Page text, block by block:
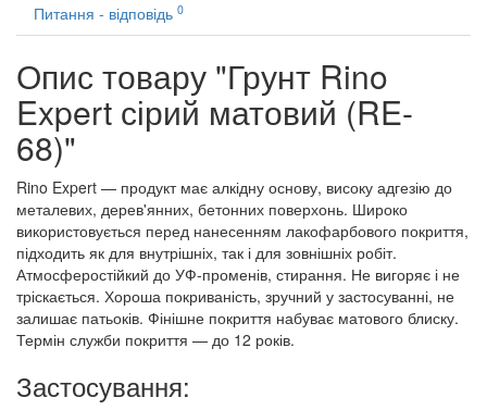
Питання - відповідь 0
Опис товару "Грунт Rino
Expert сірий матовий (RE-
68)"
Rino Expert — продукт має алкідну основу, високу адгезію до
металевих, дерев'янних, бетонних поверхонь. Широко
використовується перед нанесенням лакофарбового покриття,
підходить як для внутрішніх, так і для зовнішніх робіт.
Атмосферостійкий до УФ-променів, стирання. Не вигоряє і не
тріскається. Хороша покриваність, зручний у застосуванні, не
залишає патьоків. Фінішне покриття набуває матового блиску.
Термін служби покриття — до 12 років.
Застосування: